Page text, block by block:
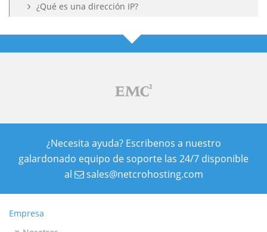
¿Qué es una dirección IP?
¿Necesita ayuda? Escribenos a nuestro
galardonado equipo de soporte las 24/7 disponible
al
sales@netcrohosting.com
Empresa